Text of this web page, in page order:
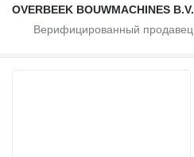
OVERBEEK BOUWMACHINES B.V.